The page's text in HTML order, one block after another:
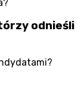
odnieśli